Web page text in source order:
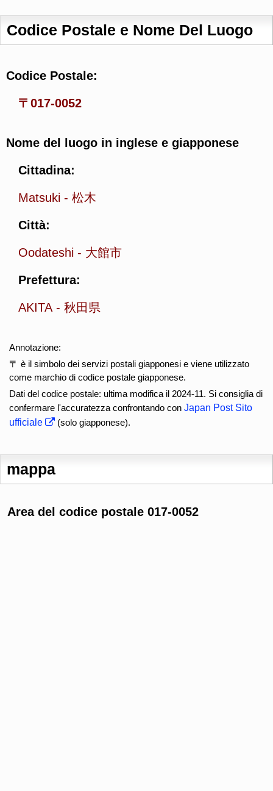
Codice Postale e Nome Del Luogo
Codice Postale:
〒017-0052
Nome del luogo in inglese e giapponese
Cittadina:
Matsuki - 松木
Città:
Oodateshi - 大館市
Prefettura:
AKITA - 秋田県
Annotazione:
〒 è il simbolo dei servizi postali giapponesi e viene utilizzato
come marchio di codice postale giapponese.
Dati del codice postale: ultima modifica il 2024-11. Si consiglia di
confermare l'accuratezza confrontando con Japan Post Sito
ufficiale
(solo giapponese).
mappa
Area del codice postale 017-0052